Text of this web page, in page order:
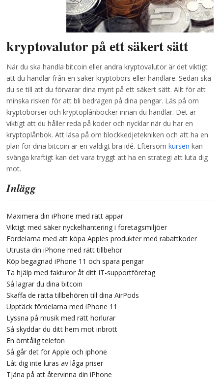
kryptovalutor på ett säkert sätt
När du ska handla bitcoin eller andra kryptovalutor är det viktigt
att du handlar från en säker kryptobörs eller handlare. Sedan ska
du se till att du förvarar dina mynt på ett säkert sätt. Allt för att
minska risken för att bli bedragen på dina pengar. Läs på om
kryptobörser och kryptoplånböcker innan du handlar. Det är
viktigt att du håller reda på koder och nycklar när du har en
kryptoplånbok. Att läsa på om blockkedjetekniken och att ha en
plan för dina bitcoin är en väldigt bra idé. Eftersomkursen kan
svänga kraftigt kan det vara tryggt att ha en strategi att luta dig
mot.
Inlägg
Maximera din iPhone med rätt appar
Viktigt med säker nyckelhantering i företagsmiljöer
Fördelarna med att köpa Apples produkter med rabattkoder
Utrusta din iPhone med rätt tillbehör
Köp begagnad iPhone 11 och spara pengar
Ta hjälp med fakturor åt ditt IT-supportföretag
Så lagrar du dina bitcoin
Skaffa de rätta tillbehören till dina AirPods
Upptäck fördelarna med iPhone 11
Lyssna på musik med rätt hörlurar
Så skyddar du ditt hem mot inbrott
En ömtålig telefon
Så går det för Apple och iphone
Låt dig inte luras av låga priser
Tjäna på att återvinna din iPhone